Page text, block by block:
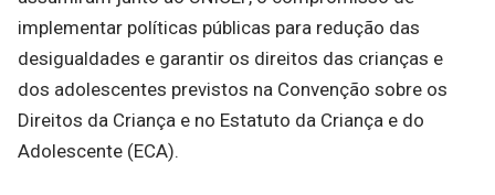
implementar políticas públicas para redução das
desigualdades e garantir os direitos das crianças e
dos adolescentes previstos na Convenção sobre os
Direitos da Criança e no Estatuto da Criança e do
Adolescente (ECA).